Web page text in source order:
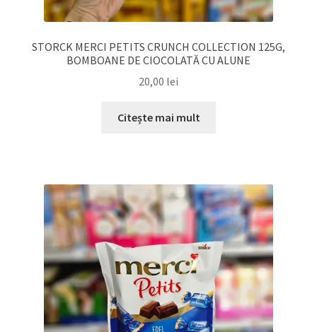
STORCK MERCI PETITS CRUNCH COLLECTION 125G,
BOMBOANE DE CIOCOLATĂ CU ALUNE
20,00 lei
Citește mai mult